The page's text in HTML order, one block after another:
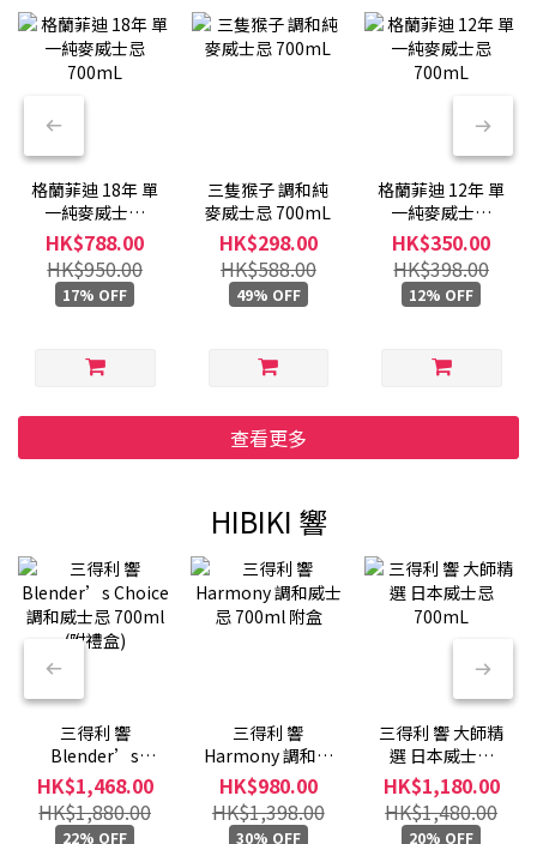
格蘭菲迪 18年 單
一純麥威士忌
700mL
HK$788.00
HK$950.00
17% OFF
三隻猴子 調和純
麥威士忌 700mL
HK$298.00
HK$588.00
49% OFF
格蘭菲迪 12年 單
一純麥威士忌
700mL
HK$350.00
HK$398.00
12% OFF
查看更多
HIBIKI 響
三得利 響
Blender’s
Choice 調和威士
忌 700ml (附禮
盒)
HK$1,468.00
HK$1,880.00
22% OFF
三得利 響
Harmony 調和威
士忌 700ml 附盒
HK$980.00
HK$1,398.00
30% OFF
三得利 響 大師精
選 日本威士忌
700mL
HK$1,180.00
HK$1,480.00
20% OFF